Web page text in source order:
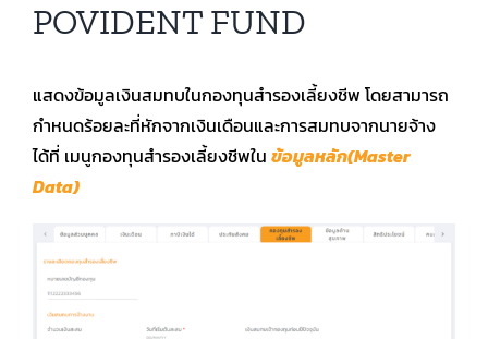
คุณสมบัติ​
บทความ
การสาธิต
คู่มือการใช้งาน
สมัครใช้งานฟรี
POVIDENT FUND
แสดงข้อมูลเงินสมทบในกองทุนสำรองเลี้ยงชีพ โดยสามารถ
กำหนดร้อยละที่หักจากเงินเดือนและการสมทบจากนายจ้าง
ได้ที่ เมนูกองทุนสำรองเลี้ยงชีพใน ข้อมูลหลัก(Master
Data)